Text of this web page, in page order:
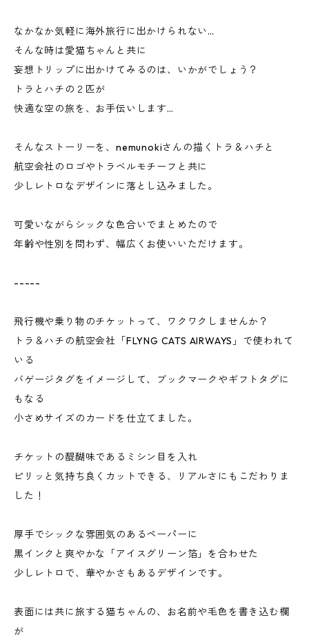
なかなか気軽に海外旅行に出かけられない…
そんな時は愛猫ちゃんと共に
妄想トリップに出かけてみるのは、いかがでしょう？
トラとハチの２匹が
快適な空の旅を、お手伝いします…
そんなストーリーを、nemunokiさんの描くトラ＆ハチと
航空会社のロゴやトラベルモチーフと共に
少しレトロなデザインに落とし込みました。
可愛いながらシックな色合いでまとめたので
年齢や性別を問わず、幅広くお使いいただけます。
-----
飛行機や乗り物のチケットって、ワクワクしませんか？
トラ＆ハチの航空会社「FLYNG CATS AIRWAYS」で使われて
いる
バゲージタグをイメージして、ブックマークやギフトタグに
もなる
小さめサイズのカードを仕立てました。
チケットの醍醐味であるミシン目を入れ
ピリッと気持ち良くカットできる、リアルさにもこだわりま
した！
厚手でシックな雰囲気のあるペーパーに
黒インクと爽やかな「アイスグリーン箔」を合わせた
少しレトロで、華やかさもあるデザインです。
表面には共に旅する猫ちゃんの、お名前や毛色を書き込む欄
が